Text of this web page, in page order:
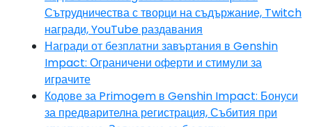
Сътрудничества с творци на съдържание, Twitch
награди, YouTube раздавания
Награди от безплатни завъртания в Genshin
Impact: Ограничени оферти и стимули за
играчите
Кодове за Primogem в Genshin Impact: Бонуси
за предварителна регистрация, Събития при